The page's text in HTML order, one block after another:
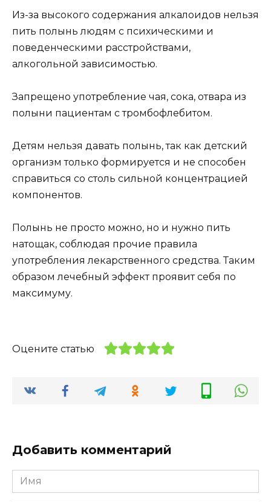
Из-за высокого содержания алкалоидов нельзя
пить полынь людям с психическими и
поведенческими расстройствами,
алкогольной зависимостью.
Запрещено употребление чая, сока, отвара из
полыни пациентам с тромбофлебитом.
Детям нельзя давать полынь, так как детский
организм только формируется и не способен
справиться со столь сильной концентрацией
компонентов.
Полынь не просто можно, но и нужно пить
натощак, соблюдая прочие правила
употребления лекарственного средства. Таким
образом лечебный эффект проявит себя по
максимуму.
Оцените статью
Добавить комментарий
Имя
*